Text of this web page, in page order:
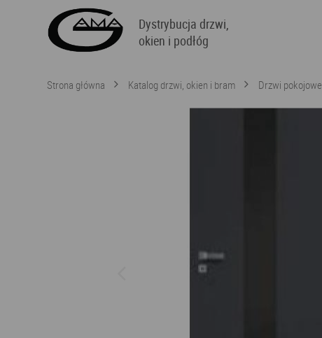
Dystrybucja drzwi,
okien i podłóg
Strona główna Katalog drzwi, okien i bram Drzwi pokojowe